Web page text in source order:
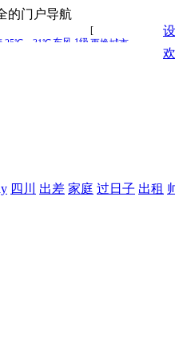
的门户导航
四川 出差 家庭 过日子 出租